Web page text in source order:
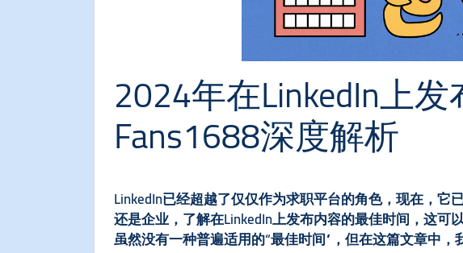
2024年在LinkedIn上
Fans1688深度解析
LinkedIn已经超越了仅仅作为求职平台的角色，现在，
还是企业，了解在LinkedIn上发布内容的最佳时间，这可
虽然没有一种普遍适用的“最佳时间”，但在这篇文章中